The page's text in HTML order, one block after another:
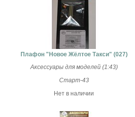
Плафон "Новое Жёлтое Такси" (027)
Аксессуары для моделей (1:43)
Старт-43
Нет в наличии